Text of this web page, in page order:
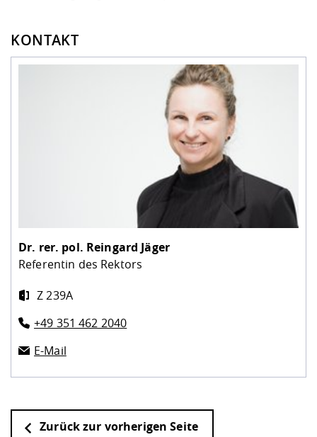
KONTAKT
Dr. rer. pol. Reingard Jäger
Referentin des Rektors
Z 239A
+49 351 462 2040
E-Mail
Zurück zur vorherigen Seite